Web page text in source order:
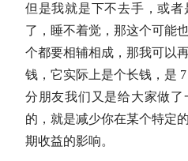
但是我就是下不去手，或
了，睡不着觉，那这个可能
个都要相辅相成，那我可以
钱，它实际上是个长钱，是
分朋友我们又是给大家做了
的，就是减少你在某个特定
期收益的影响。